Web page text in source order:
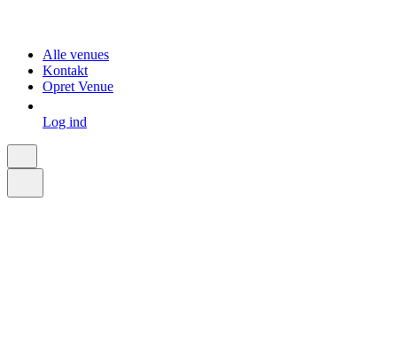
Alle venues
Kontakt
Opret Venue
Log ind